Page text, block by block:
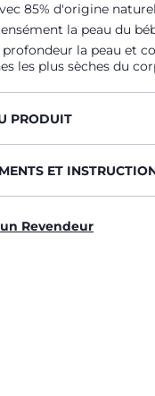
85% d'origine
la peau du
la peau et
les plus sèches du
PRODUIT
ET
Revendeur